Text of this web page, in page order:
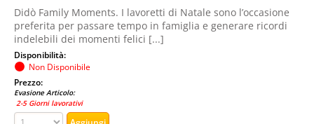
Didò Family Moments. I lavoretti di Natale sono l’occasione
preferita per passare tempo in famiglia e generare ricordi
indelebili dei momenti felici [...]
Disponibilità:
Non Disponibile
Prezzo:
Evasione Articolo:
2-5 Giorni lavorativi